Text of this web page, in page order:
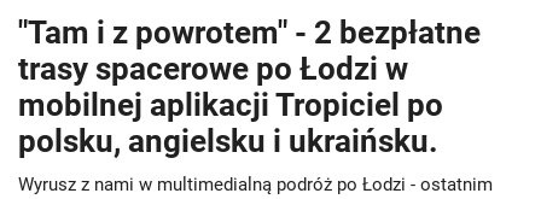
"Tam i z powrotem" - 2 bezpłatne
trasy spacerowe po Łodzi w
mobilnej aplikacji Tropiciel po
polsku, angielsku i ukraińsku.
Wyrusz z nami w multimedialną podróż po Łodzi - ostatnim